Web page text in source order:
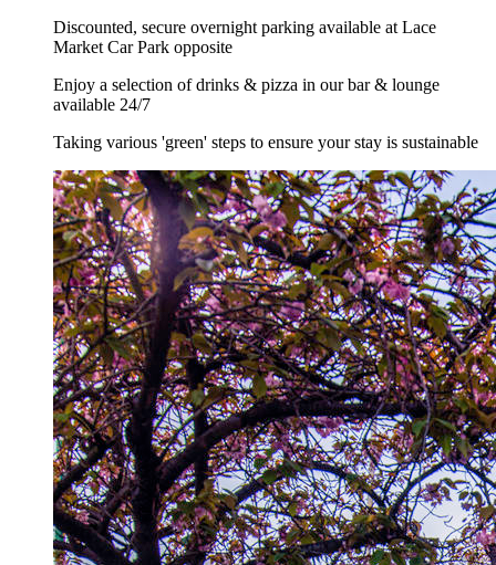
Discounted, secure overnight parking available at Lace
Market Car Park opposite
Enjoy a selection of drinks & pizza in our bar & lounge
available 24/7
Taking various 'green' steps to ensure your stay is sustainable